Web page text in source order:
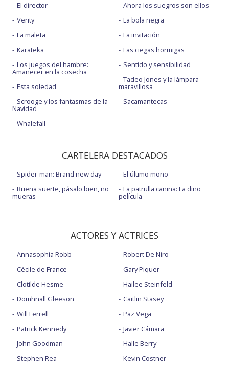
El director
Verity
La maleta
Karateka
Los juegos del hambre:
Amanecer en la cosecha
Esta soledad
Scrooge y los fantasmas de la
Navidad
Whalefall
Ahora los suegros son ellos
La bola negra
La invitación
Las ciegas hormigas
Sentido y sensibilidad
Tadeo Jones y la lámpara
maravillosa
Sacamantecas
CARTELERA DESTACADOS
Spider-man: Brand new day
Buena suerte, pásalo bien, no
mueras
El último mono
La patrulla canina: La dino
película
ACTORES Y ACTRICES
Annasophia Robb
Cécile de France
Clotilde Hesme
Domhnall Gleeson
Will Ferrell
Patrick Kennedy
John Goodman
Stephen Rea
Robert De Niro
Gary Piquer
Hailee Steinfeld
Caitlin Stasey
Paz Vega
Javier Cámara
Halle Berry
Kevin Costner